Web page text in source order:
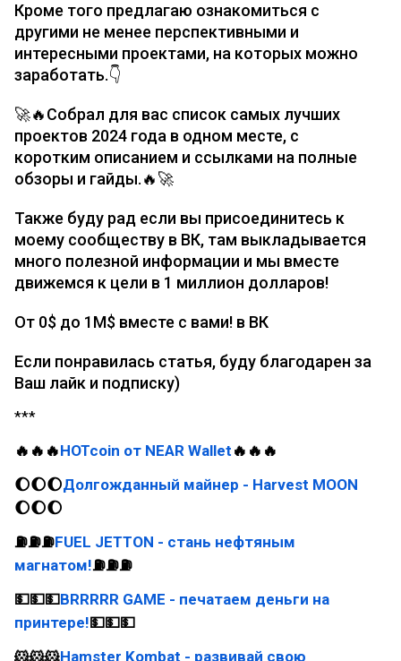
Кроме того предлагаю ознакомиться с
другими не менее перспективными и
интересными проектами, на которых можно
заработать.👇
🚀🔥Собрал для вас список самых лучших
проектов 2024 года в одном месте, с
коротким описанием и ссылками на полные
обзоры и гайды.🔥🚀
Также буду рад если вы присоединитесь к
моему сообществу в ВК, там выкладывается
много полезной информации и мы вместе
движемся к цели в 1 миллион долларов!
От 0$ до 1M$ вместе с вами! в ВК
Если понравилась статья, буду благодарен за
Ваш лайк и подписку)
***
🔥🔥🔥HOTcoin от NEAR Wallet 🔥🔥🔥
🌔🌔🌔Долгожданный майнер - Harvest MOON
🌔🌔🌔
⛽⛽⛽FUEL JETTON - стань нефтяным
магнатом!⛽⛽⛽
💵💵💵BRRRRR GAME - печатаем деньги на
принтере!💵💵💵
🐹🐹🐹Hamster Kombat - развивай свою